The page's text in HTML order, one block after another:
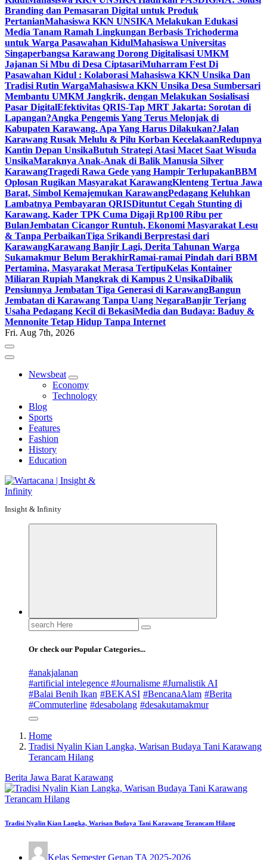
Branding dan Pemasaran Digital untuk Produk
PertanianMahasiswa KKN UNSIKA Melakukan Edukasi
Media Tanam Ramah Lingkungan Berbasis Trichoderma
untuk Warga Pasawahan KidulMahasiswa Universitas
Singaperbangsa Karawang Dorong Digitalisasi UMKM
Jajanan Si Mbu di Desa CiptasariMuharram Fest Di
Pasawahan Kidul : Kolaborasi Mahasiswa KKN Unsika Dan
Tradisi Rutin WargaMahasiswa KKN Unsika Desa Sumbersari
Membantu UMKM Jangkrik, dengan Melakukan Sosialisasi
Pasar DigitalEfektivitas QRIS-Tap MRT Jakarta: Sorotan di
Lapangan?Angka Pengemis Yang Terus Melonjak di
Kabupaten Karawang. Apa Yang Harus Dilakukan?Jalan
Karawang Rusak Melulu & Pilu Korban KecelakaanRedupnya
Kantin Depan UnsikaButuh Strategi Atasi Macet Saat Wisuda
UnsikaMaraknya Anak-Anak di Balik Manusia Silver
KarawangTragedi Rawa Gede yang Hampir TerlupakanBBM
Oplosan Rugikan Masyarakat KarawangKlenteng Tertua Jawa
Barat, Simbol Kemajemukan KarawangPedagang Keluhkan
Lambatnya Pembayaran QRISDituntut Cegah Stunting di
Karawang, Kader TPK Cuma Digaji Rp100 Ribu per
BulanJembatan Cicangor Runtuh, Ekonomi Masyarakat Lesu
& Tanpa PerbaikanTiga Srikandi Berprestasi dari
KarawangKarawang Banjir Lagi, Derita Tahunan Warga
Sukamakmur Belum BerakhirRamai-ramai Pindah dari BBM
Pertamina, Masyarakat Merasa TertipuKelas Kontainer
Miliaran Rupiah Mangkrak di Kampus 2 UnsikaDibalik
Pensiunnya Jembatan Tiga Generasi di KarawangBangun
Jembatan di Karawang Tanpa Uang NegaraBanjir Terjang
Usaha Pedagang Kecil di BekasiMedia dan Budaya: Baduy &
Mennonite Tetap Hidup Tanpa Internet
Fri. Aug 7th, 2026
Newsbeat
Economy
Technology
Blog
Sports
Features
Fashion
History
Education
Insight & Infinity
Search
for:
Or check our Popular Categories...
#anakjalanan
#artificial intelegence #Journalisme #Jurnalistik AI
#Balai Benih Ikan #BEKASI #BencanaAlam #Berita
#Commuterline #desabolang #desakutamakmur
Home
Tradisi Nyalin Kian Langka, Warisan Budaya Tani Karawang
Terancam Hilang
Berita Jawa Barat Karawang
Tradisi Nyalin Kian Langka, Warisan Budaya Tani Karawang Terancam Hilang
Kelas Semester Genap TA 2025-2026